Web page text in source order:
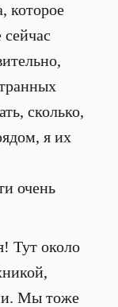
которое
сколько,
я их
очень
Тут около
Мы тоже